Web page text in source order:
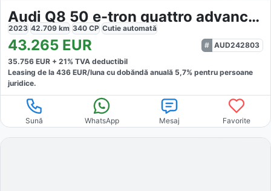
Audi Q8 50 e-tron quattro advanced
2023 42.709 km 340 CP Cutie automată
43.265 EUR
AUD242803
35.756 EUR + 21% TVA deductibil
Leasing de la 436 EUR/luna cu dobăndă anuală 5,7% pentru persoane
juridice.
Sună WhatsApp Mesaj Favorite